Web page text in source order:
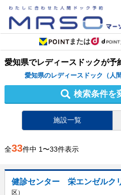
または
愛知県でレディースドックが予
愛知県のレディースドック（人
検索条件を
施設一覧
全33件中 1〜33件表示
健診センター 栄エンゼルク
区）